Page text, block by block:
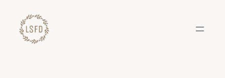
konten